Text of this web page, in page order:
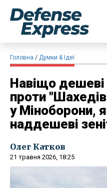
Головна Думки & Ідеї
Навіщо дешеві
проти
у Міноборони,
наддешеві
Олег Катков
21 травня 2026, 18:25